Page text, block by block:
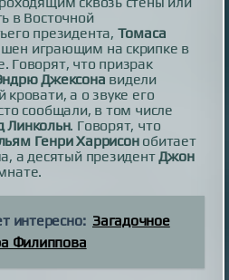
в Восточной
президента, Томаса
играющим на скрипке в
Говорят, что призрак
Джексона видели
а о звуке его
сообщали, в том числе
Линкольн. Говорят, что
Генри Харрисонобитает
а десятый президентДжон
интересно: Загадочное
Филиппова